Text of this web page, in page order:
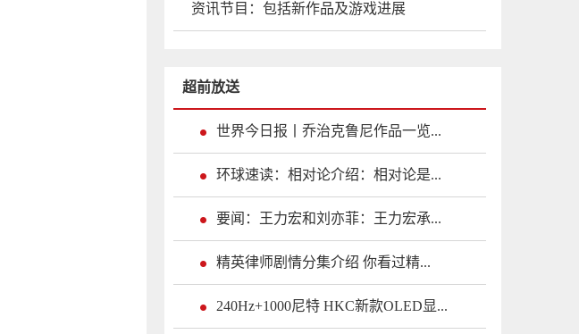
资讯节目：包括新作品及游戏进展
超前放送
世界今日报丨乔治克鲁尼作品一览...
环球速读：相对论介绍：相对论是...
要闻：王力宏和刘亦菲：王力宏承...
精英律师剧情分集介绍 你看过精...
240Hz+1000尼特 HKC新款OLED显...